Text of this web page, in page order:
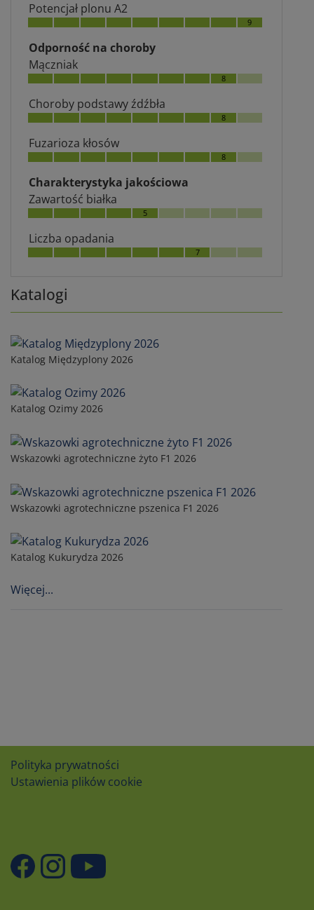
Katalogi
Katalog Międzyplony 2026
Katalog Ozimy 2026
Wskazowki agrotechniczne żyto F1 2026
Wskazowki agrotechniczne pszenica F1 2026
Katalog Kukurydza 2026
Więcej...
Potencjał plonu A2
9
Odporność na choroby
Mączniak
8
Choroby podstawy źdźbła
8
Fuzarioza kłosów
8
Charakterystyka jakościowa
Zawartość białka
5
Liczba opadania
7
Polityka prywatności
Ustawienia plików cookie